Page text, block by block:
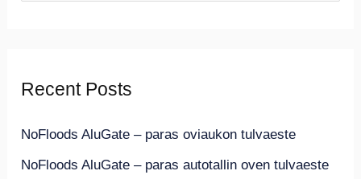
cRecent Posts
NoFloods AluGate – paras oviaukon tulvaeste
NoFloods AluGate – paras autotallin oven tulvaeste